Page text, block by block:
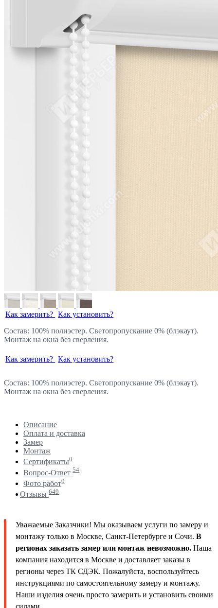
Как замерить? Как установить?
Состав: 100% полиэстер. Светопропускание 0% (блэкаут).
Монтаж на окна без сверления.
Как замерить? Как установить?
Состав: 100% полиэстер. Светопропускание 0% (блэкаут).
Монтаж на окна без сверления.
Описание
Оплата и доставка
Замер
Монтаж
Сертификаты0
Вопрос-Ответ 54
Фото работ0
Отзывы 649
Уважаемые Заказчики! Мы оказываем услуги по замеру и
монтажу только в Москве, Санкт-Петербурге и Сочи. В
регионах заказать замер или монтаж невозможно. Наша
компания находится в Москве и доставляет заказы в
регионы через ТК СДЭК. Пожалуйста, воспользуйтесь
инструкциями по самостоятельному замеру и монтажу.
Наши изделия очень просто замерить и установить своими